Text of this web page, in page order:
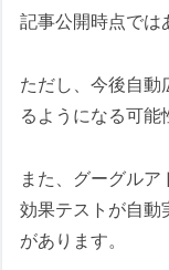
記事公開時点では
ただし、今後自動
るようになる可能
また、グーグル
効果テストが自動
があります。